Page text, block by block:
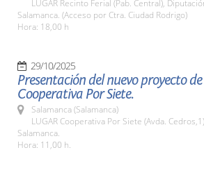
LUGAR Recinto Ferial (Pab. Central),
Salamanca. (Acceso por Ctra. Ciudad Rodrigo)
Hora: 18,00 h
29/10/2025
Presentación del nuevo proyecto
Cooperativa Por Siete.
Salamanca (Salamanca)
LUGAR Cooperativa Por Siete (Avda. Cedros,1)
Salamanca.
Hora: 11,00 h.